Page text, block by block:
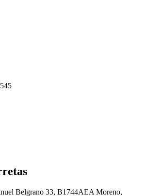
Belgrano 33, B1744AEA Moreno,